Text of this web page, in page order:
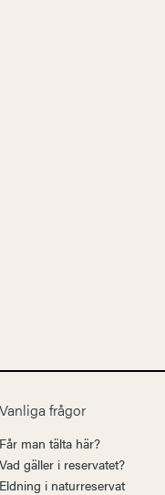
Vanliga frågor
Får man tälta här?
Vad gäller i reservatet?
Eldning i naturreservat